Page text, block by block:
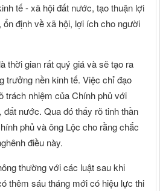
tế - xã hội đất nước, tạo thuận lợi
định về xã hội, lợi ích cho người
thời gian rất quý giá và sẽ tạo ra
trưởng nền kinh tế. Việc chỉ đạo
trách nhiệm của Chính phủ với
đất nước. Qua đó thấy rõ tinh thần
phủ và ông Lộc cho rằng chắc
điều này.
thường với các luật sau khi
thêm sáu tháng mới có hiệu lực thi